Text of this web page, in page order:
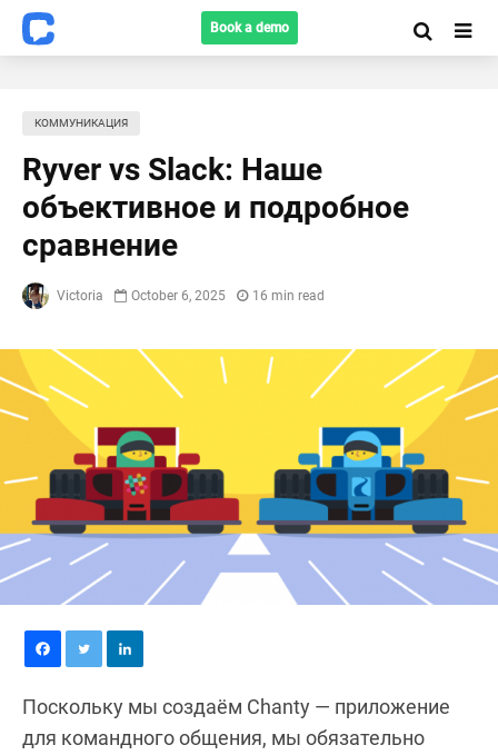
Book a demo
КОММУНИКАЦИЯ
Ryver vs Slack: Наше
объективное и подробное
сравнение
Victoria October 6, 2025 16 min read
Поскольку мы создаём Chanty — приложение
для командного общения, мы обязательно